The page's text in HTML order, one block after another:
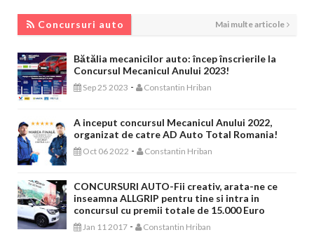
Concursuri auto Mai multe articole
Bătălia mecanicilor auto: încep înscrierile la
Concursul Mecanicul Anului 2023!
Sep 25 2023 - Constantin Hriban
A inceput concursul Mecanicul Anului 2022,
organizat de catre AD Auto Total Romania!
Oct 06 2022 - Constantin Hriban
CONCURSURI AUTO-Fii creativ, arata-ne ce
inseamna ALLGRIP pentru tine si intra in
concursul cu premii totale de 15.000 Euro
Jan 11 2017 - Constantin Hriban